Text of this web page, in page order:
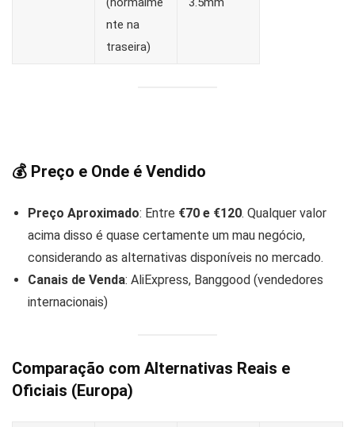
nte na
traseira)
💰 Preço e Onde é Vendido
Preço Aproximado: Entre €70 e €120. Qualquer valor
acima disso é quase certamente um mau negócio,
considerando as alternativas disponíveis no mercado.
Canais de Venda: AliExpress, Banggood (vendedores
internacionais)
Comparação com Alternativas Reais e
Oficiais (Europa)